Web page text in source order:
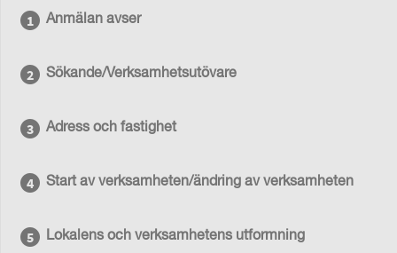
Anmälan avser
Sökande/Verksamhetsutövare
Adress och fastighet
Start av verksamheten/ändring av verksamheten
Lokalens och verksamhetens utformning